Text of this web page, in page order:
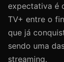
expectativa é
TV+ entre o
que já
sendo uma
streaming.